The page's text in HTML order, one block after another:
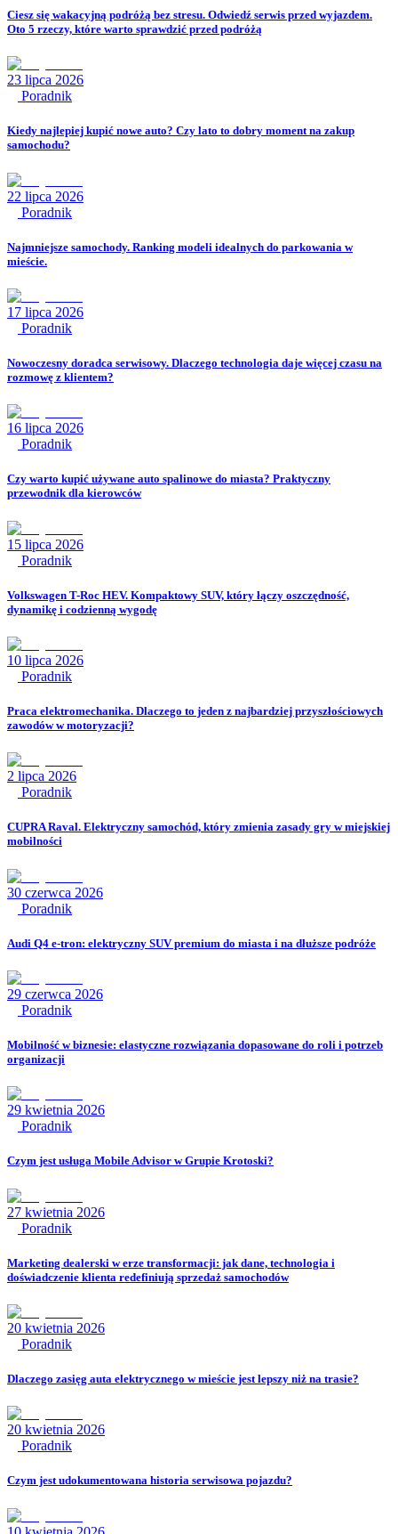
Ciesz się wakacyjną podróżą bez stresu. Odwiedź serwis przed wyjazdem.
Oto 5 rzeczy, które warto sprawdzić przed podróżą
23 lipca 2026
Poradnik
Kiedy najlepiej kupić nowe auto? Czy lato to dobry moment na zakup
samochodu?
22 lipca 2026
Poradnik
Najmniejsze samochody. Ranking modeli idealnych do parkowania w
mieście.
17 lipca 2026
Poradnik
Nowoczesny doradca serwisowy. Dlaczego technologia daje więcej czasu na
rozmowę z klientem?
16 lipca 2026
Poradnik
Czy warto kupić używane auto spalinowe do miasta? Praktyczny
przewodnik dla kierowców
15 lipca 2026
Poradnik
Volkswagen T-Roc HEV. Kompaktowy SUV, który łączy oszczędność,
dynamikę i codzienną wygodę
10 lipca 2026
Poradnik
Praca elektromechanika. Dlaczego to jeden z najbardziej przyszłościowych
zawodów w motoryzacji?
2 lipca 2026
Poradnik
CUPRA Raval. Elektryczny samochód, który zmienia zasady gry w miejskiej
mobilności
30 czerwca 2026
Poradnik
Audi Q4 e-tron: elektryczny SUV premium do miasta i na dłuższe podróże
29 czerwca 2026
Poradnik
Mobilność w biznesie: elastyczne rozwiązania dopasowane do roli i potrzeb
organizacji
29 kwietnia 2026
Poradnik
Czym jest usługa Mobile Advisor w Grupie Krotoski?
27 kwietnia 2026
Poradnik
Marketing dealerski w erze transformacji: jak dane, technologia i
doświadczenie klienta redefiniują sprzedaż samochodów
20 kwietnia 2026
Poradnik
Dlaczego zasięg auta elektrycznego w mieście jest lepszy niż na trasie?
20 kwietnia 2026
Poradnik
Czym jest udokumentowana historia serwisowa pojazdu?